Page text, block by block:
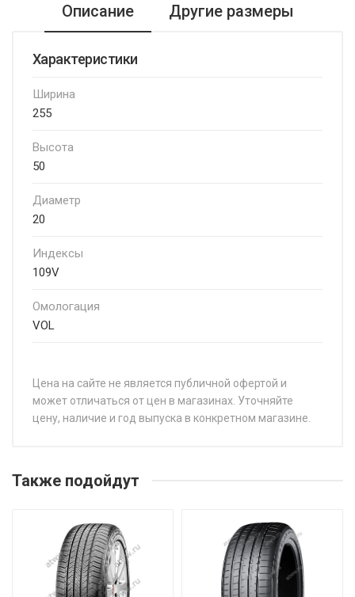
Описание Другие размеры
Характеристики
Ширина
255
Высота
50
Диаметр
20
Индексы
109V
Омологация
VOL
Цена на сайте не является публичной офертой и
может отличаться от цен в магазинах. Уточняйте
цену, наличие и год выпуска в конкретном магазине.
Michelin Pilot Sport EV 225/40R20 94V
Michelin Pilot Sport EV 235/45R20 100V
Michelin Pilot Sport EV 235/55R20 105Y
Также подойдут